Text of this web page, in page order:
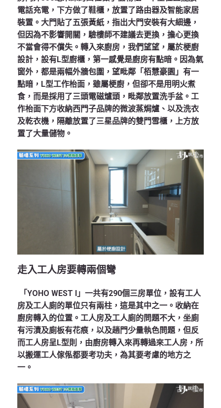
電話充電，下方做了鞋櫃，放置了路由器及智能家居
裝置。大門貼了五張黃紙，指出大門安裝有大細邊，
但因為不影響開關，驗樓師不建議去更換，擔心更換
不當會得不償失。轉入來廚房，我們望望，屬於梗廚
設計，設有L型廚櫃，第一感覺是廚房有點暗。因為氣
窗外，都是兩幅外牆包圍，望毗鄰「栢慧豪園」有一
點暗，L型工作枱面，雖屬梗廚，但卻不是用明火煮
食，而是採用了三頭電磁爐頭，毗鄰放置洗手盆。工
作枱面下方收納西門子品牌的微波蒸焗爐、以及洗衣
及乾衣機，隔離放置了三星品牌的雙門雪櫃，上方放
置了大量儲物。
走入工人房要轉兩個彎
「YOHO WEST I」一共有290個三房單位，設有工人
房及工人廁的單位只有兩柱，這是其中之一。收納在
廚房轉入的位置。工人房及工人廁的問題不大，坐廁
有污漬及廁板有花痕，以及趟門少量執色問題，但反
而工人房呈L型則，由廚房轉入來再轉過來工人房，所
以搬運工人傢俬都要考功夫，為其要考慮的地方之
一。